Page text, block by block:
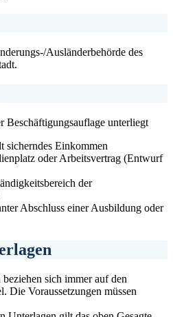
Ausländerbehörde des
Beschäftigungsauflage unterliegt
sicherndes Einkommen
oder Arbeitsvertrag (Entwurf
der
Abschluss einer Ausbildung oder
sich immer auf den
Die Voraussetzungen müssen